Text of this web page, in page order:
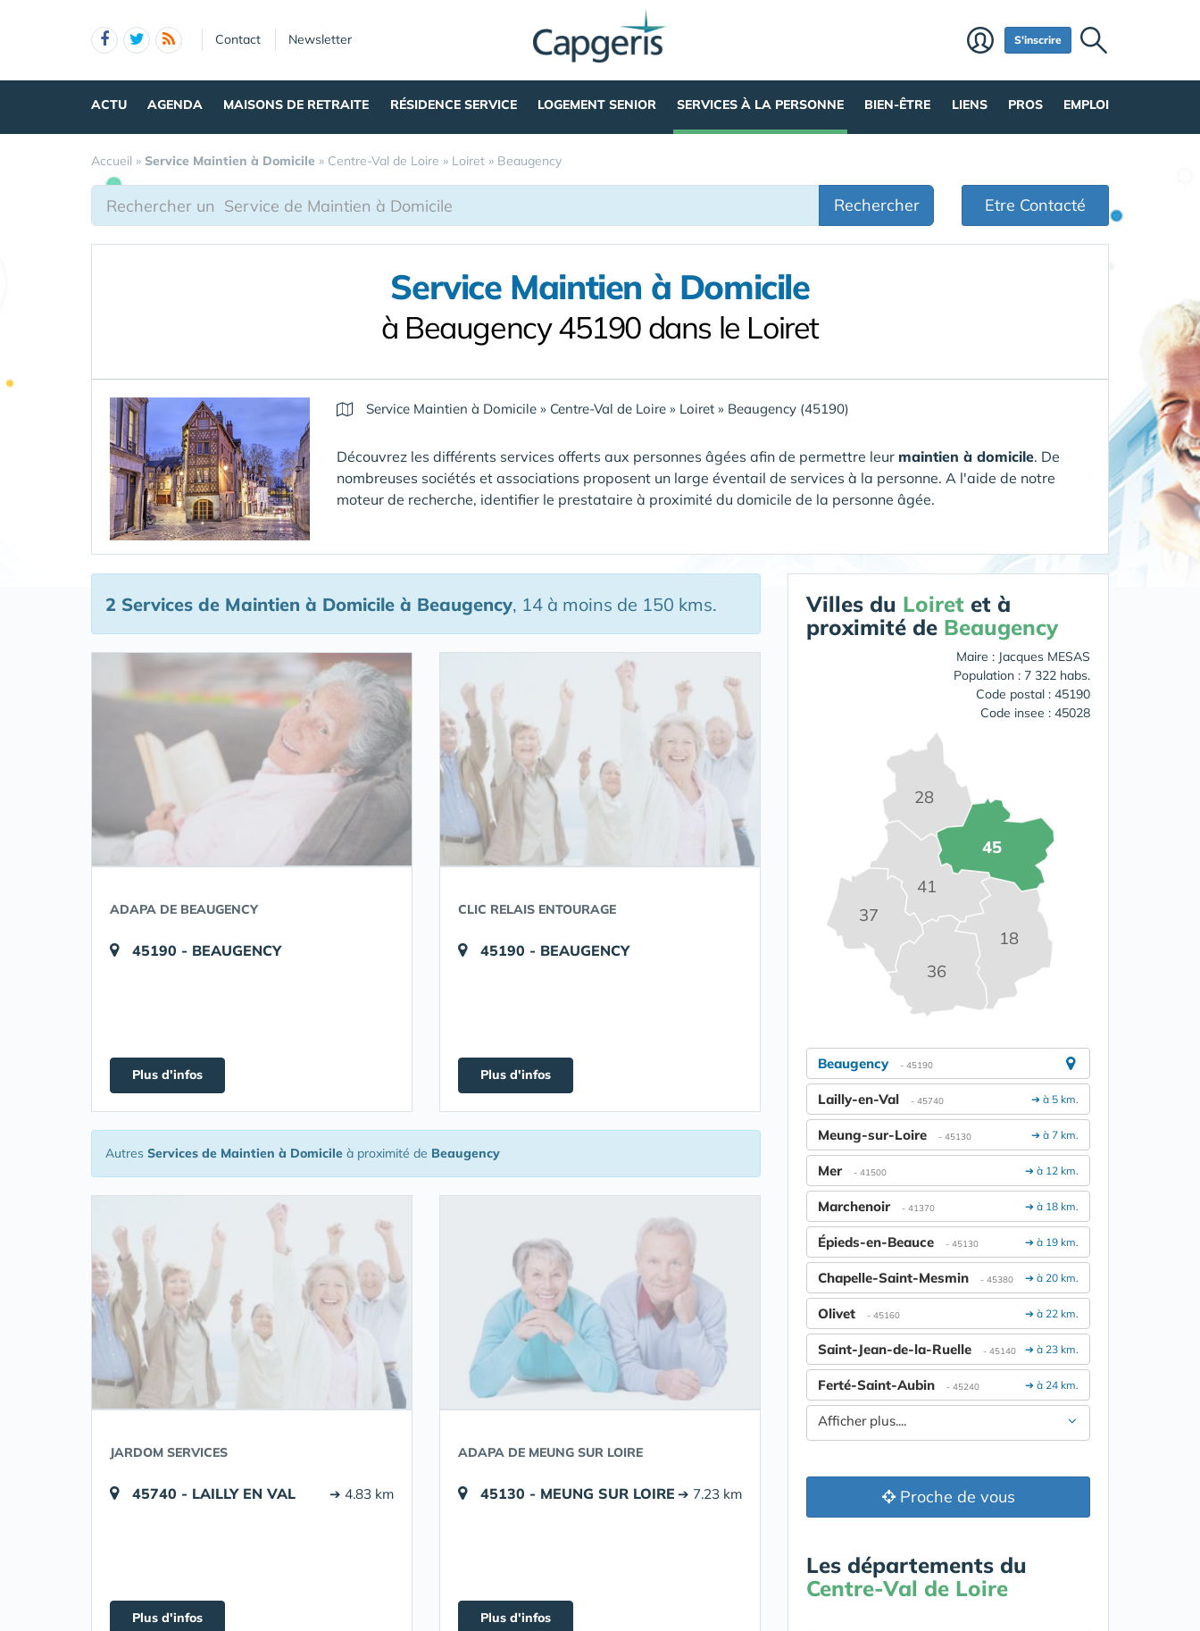
Contact Newsletter S'inscrire
ACTU AGENDA MAISONS DE RETRAITE RÉSIDENCE SERVICE LOGEMENT SENIOR SERVICES À LA PERSONNE BIEN-ÊTRE LIENS PROS EMPLOI
Accueil » Service Maintien à Domicile » Centre-Val de Loire » Loiret » Beaugency
Rechercher Etre Contacté
Service Maintien à Domicile
à Beaugency 45190 dans le Loiret
Service Maintien à Domicile » Centre-Val de Loire » Loiret » Beaugency (45190)
Découvrez les différents services offerts aux personnes âgées afin de permettre leur maintien à domicile. De
nombreuses sociétés et associations proposent un large éventail de services à la personne. A l'aide de notre
moteur de recherche, identifier le prestataire à proximité du domicile de la personne âgée.
2 Services de Maintien à Domicile à Beaugency, 14 à moins de 150 kms.
ADAPA DE BEAUGENCY
45190 - BEAUGENCY
Plus d'infos
CLIC RELAIS ENTOURAGE
45190 - BEAUGENCY
Plus d'infos
Autres Services de Maintien à Domicile à proximité de Beaugency
JARDOM SERVICES
45740 - LAILLY EN VAL ➔ 4.83 km
Plus d'infos
ADAPA DE MEUNG SUR LOIRE
45130 - MEUNG SUR LOIRE ➔ 7.23 km
Plus d'infos
Villes du Loiret et à
proximité de Beaugency
Maire : Jacques MESAS
Population : 7 322 habs.
Code postal : 45190
Code insee : 45028
18
28
36
37
41
45
Beaugency - 45190
➔ à 5 km.
Lailly-en-Val - 45740
➔ à 7 km.
Meung-sur-Loire - 45130
➔ à 12 km.
Mer - 41500
➔ à 18 km.
Marchenoir - 41370
➔ à 19 km.
Épieds-en-Beauce - 45130
➔ à 20 km.
Chapelle-Saint-Mesmin - 45380
➔ à 22 km.
Olivet - 45160
➔ à 23 km.
Saint-Jean-de-la-Ruelle - 45140
➔ à 24 km.
Ferté-Saint-Aubin - 45240
Afficher plus....
Proche de vous
Les départements du
Centre-Val de Loire